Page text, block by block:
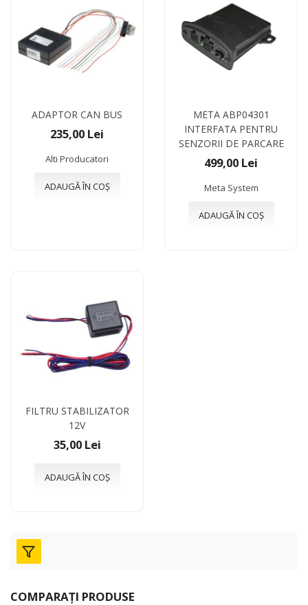
ADAPTOR CAN BUS
235,00 Lei
Alti Producatori
ADAUGĂ ÎN COȘ
META ABP04301
INTERFATA PENTRU
SENZORII DE PARCARE
499,00 Lei
Meta System
ADAUGĂ ÎN COȘ
FILTRU STABILIZATOR
12V
35,00 Lei
ADAUGĂ ÎN COȘ
COMPARAȚI PRODUSE